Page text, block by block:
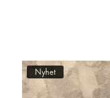
Nyhet